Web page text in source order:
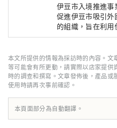
伊豆市入境推進
促進伊豆市吸引
的組織，旨在利
為具有魅力的國
旅遊景點。交通
通，是一日遊或週末
面圖的說明] 封面
得獎作品。 攝影者
雪的色彩》 禁止
片。 有關封面圖
本文所提供的情報為採訪時的內容。
等可能會有所更動，請實際以店家提供
時的調查和撰寫。文章發佈後，產品
使用時請再次事前確認。
本頁面部分為自動翻譯。